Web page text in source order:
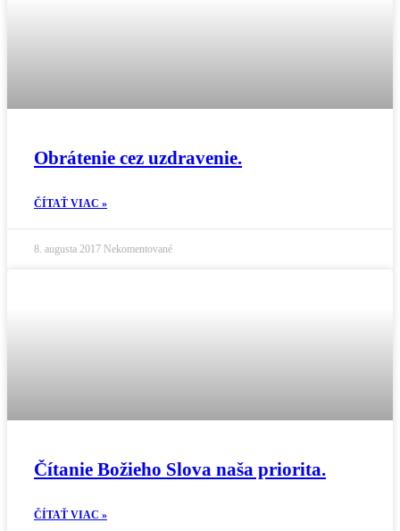
Obrátenie cez uzdravenie.
ČÍTAŤ VIAC »
8. augusta 2017 Nekomentované
Čítanie Božieho Slova naša priorita.
ČÍTAŤ VIAC »